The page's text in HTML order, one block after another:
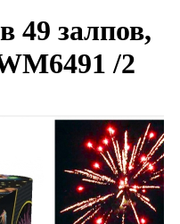
49 залпов,
/2